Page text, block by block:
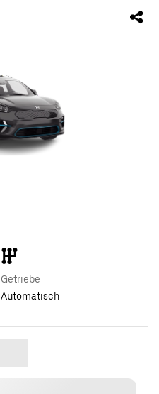
Getriebe
Automatisch